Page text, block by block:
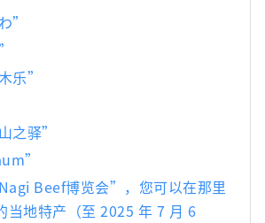
”
乐”
之驿”
Beef博览会”，您可以在那里
当地特产（至 2025 年 7 月 6